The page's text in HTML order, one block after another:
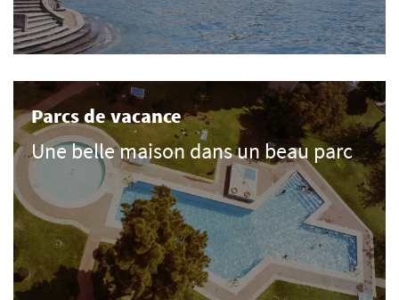
Parcs de vacance
Une belle maison dans un beau parc